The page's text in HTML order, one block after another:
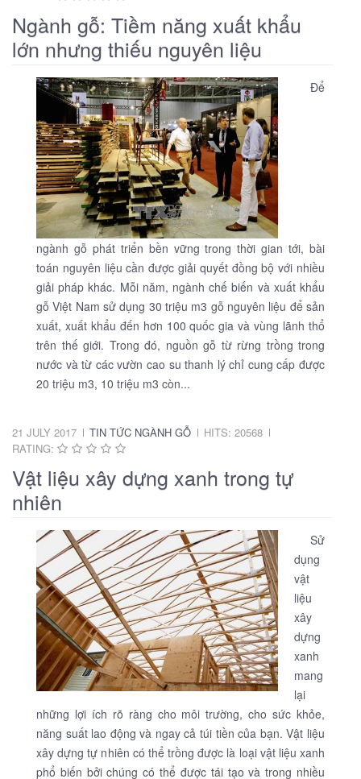
Ngành gỗ: Tiềm năng xuất khẩu
lớn nhưng thiếu nguyên liệu
Để
ngành gỗ phát triển bền vững trong thời gian tới, bài
toán nguyên liệu cần được giải quyết đồng bộ với nhiều
giải pháp khác. Mỗi năm, ngành chế biến và xuất khẩu
gỗ Việt Nam sử dụng 30 triệu m3 gỗ nguyên liệu để sản
xuất, xuất khẩu đến hơn 100 quốc gia và vùng lãnh thổ
trên thế giới. Trong đó, nguồn gỗ từ rừng trồng trong
nước và từ các vườn cao su thanh lý chỉ cung cấp được
20 triệu m3, 10 triệu m3 còn...
21 JULY 2017 TIN TỨC NGÀNH GỖ
HITS: 20568
RATING:
Vật liệu xây dựng xanh trong tự
nhiên
Sử
dụng
vật
liệu
xây
dựng
xanh
mang
lại
những lợi ích rõ ràng cho môi trường, cho sức khỏe,
năng suất lao động và ngay cả túi tiền của bạn. Vật liệu
xây dựng tự nhiên có thể trồng được là loại vật liệu xanh
phổ biến bởi chúng có thể được tái tạo và trong nhiều